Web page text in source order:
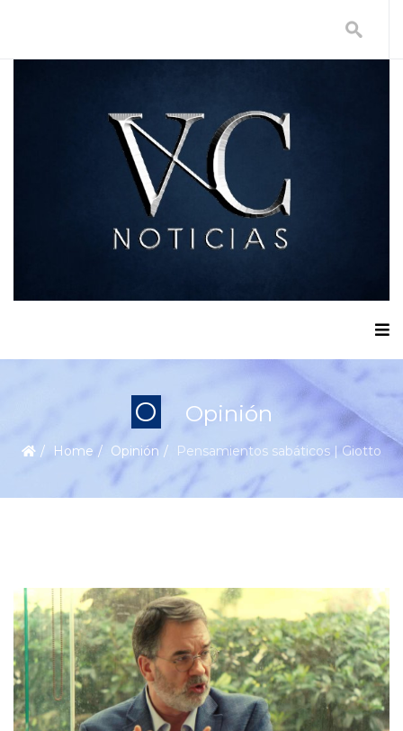
O Opinión
Home Opinión Pensamientos sabáticos | Giotto